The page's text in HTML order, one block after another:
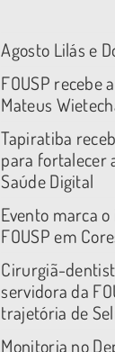
Agosto Lilás e
FOUSP recebe
Mateus
Tapiratiba
para fortalecer
Saúde Digital
Evento marca
FOUSP em
Cirurgiã-
servidora da
trajetória de
Monitoria no